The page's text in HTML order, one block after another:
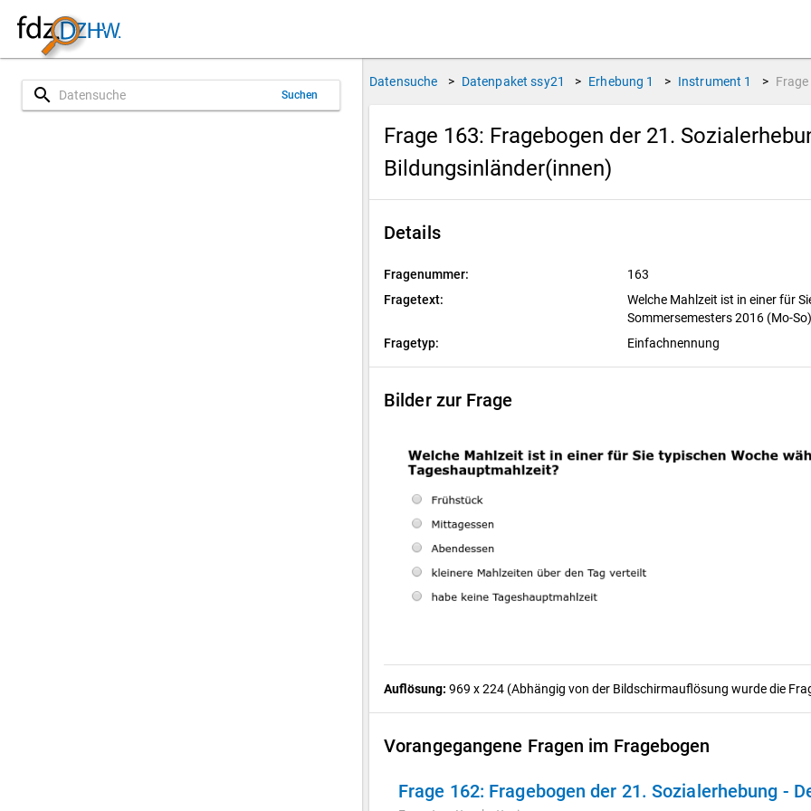
search Suchen
Datensuche > Datenpaket ssy21 > Erhebung 1 > Instrument 1 > Frage
Frage 163: Fragebogen der 21.
Bildungsinländer(innen)
Details
Fragenummer:
163
Fragetext:
Welche Mahlzeit ist in einer für
Sommersemesters 2016 (Mo-
Fragetyp:
Einfachnennung
Bilder zur Frage
Auflösung: 969 x 224 (Abhängig von der Bildschirmauflösung wurde die
Vorangegangene Fragen im Fragebogen
Frage 162: Fragebogen der 21. Sozialerhebung -